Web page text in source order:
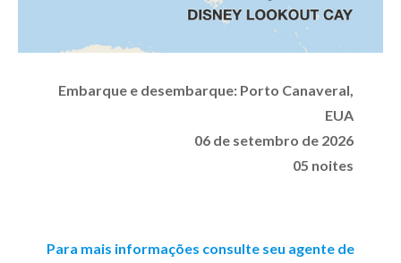
Embarque e desembarque: Porto Canaveral,
EUA
06 de setembro de 2026
05 noites
Para mais informações consulte seu agente de